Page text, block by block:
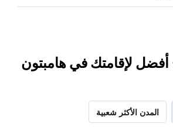
أفضل لإقامتك في هامبتون
المدن الأكثر شعبية